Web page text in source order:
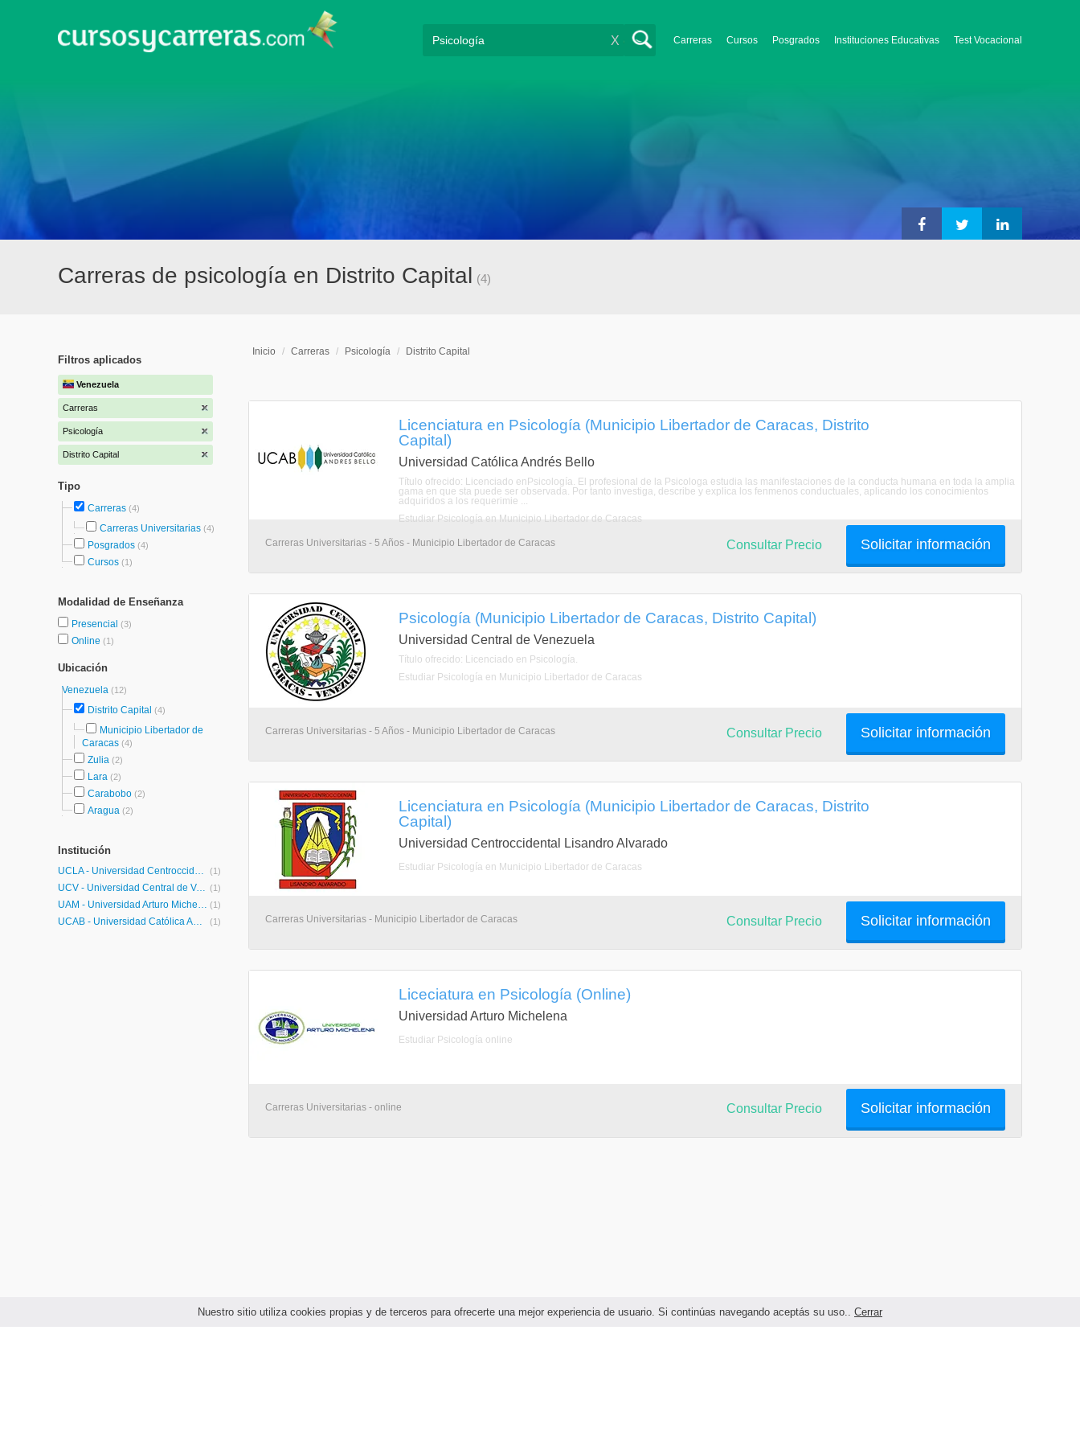
Nuestro sitio utiliza cookies propias y de terceros para ofrecerte una mejor experiencia de usuario. Si continúas navegando aceptás su uso.. Cerrar
Carreras Cursos Posgrados Instituciones Educativas Test Vocacional
X
Carreras de psicología en Distrito Capital (4)
Filtros aplicados
Venezuela
Carreras
Psicología
Distrito Capital
Tipo
Carreras (4)
Carreras Universitarias (4)
Posgrados (4)
Cursos (1)
Modalidad de Enseñanza
Presencial (3)
Online (1)
Ubicación
Venezuela (12)
Distrito Capital (4)
Municipio Libertador de
Caracas (4)
Zulia (2)
Lara (2)
Carabobo (2)
Aragua (2)
Institución
UCLA - Universidad Centroccidental Lisandro Alvarado (1)
UCV - Universidad Central de Venezuela (1)
UAM - Universidad Arturo Michelena (1)
UCAB - Universidad Católica Andrés Bello (1)
Inicio / Carreras / Psicología / Distrito Capital
Licenciatura en Psicología (Municipio Libertador de Caracas, Distrito
Capital)
Universidad Católica Andrés Bello
Título ofrecido: Licenciado enPsicología. El profesional de la Psicologa estudia las manifestaciones de la conducta humana en toda la amplia
gama en que sta puede ser observada. Por tanto investiga, describe y explica los fenmenos conductuales, aplicando los conocimientos
adquiridos a los requerimie ...
Estudiar Psicología en Municipio Libertador de Caracas
Carreras Universitarias - 5 Años - Municipio Libertador de Caracas Solicitar información
Consultar Precio
Psicología (Municipio Libertador de Caracas, Distrito Capital)
Universidad Central de Venezuela
Título ofrecido: Licenciado en Psicología.
Estudiar Psicología en Municipio Libertador de Caracas
Carreras Universitarias - 5 Años - Municipio Libertador de Caracas Solicitar información
Consultar Precio
Licenciatura en Psicología (Municipio Libertador de Caracas, Distrito
Capital)
Universidad Centroccidental Lisandro Alvarado
Estudiar Psicología en Municipio Libertador de Caracas
Carreras Universitarias - Municipio Libertador de Caracas Solicitar información
Consultar Precio
Liceciatura en Psicología (Online)
Universidad Arturo Michelena
Estudiar Psicología online
Carreras Universitarias - online Solicitar información
Consultar Precio